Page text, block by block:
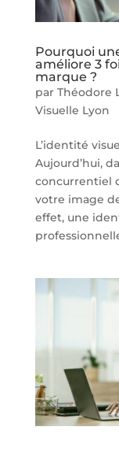
Pourquoi
améliore 3
marque ?
par Théodore
Visuelle Lyon
L’identité
Aujourd’hui,
concurrentiel
votre image
effet, une